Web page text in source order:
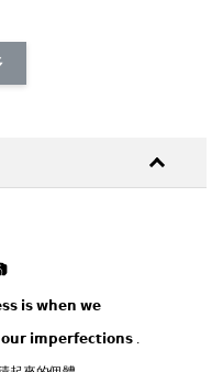
𝗶𝘀 𝘄𝗵𝗲𝗻 𝘄𝗲
𝗶𝗺𝗽𝗲𝗿𝗳𝗲𝗰𝘁𝗶𝗼𝗻𝘀 .